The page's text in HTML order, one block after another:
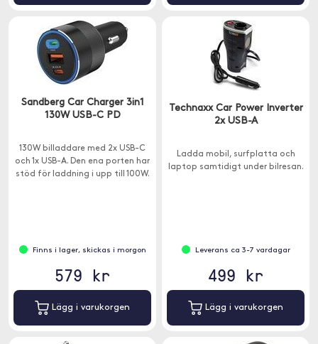
Sandberg Car Charger 3in1
130W USB-C PD
130W billaddare med 2x USB-C
och 1x USB-A. Den ena porten har
stöd för laddning i upp till 100W.
Finns i lager, skickas i morgon
579 kr
Lägg i varukorgen
Technaxx Car Power Inverter
2x USB-A
Ladda mobil, surfplatta och
laptop samtidigt under bilresan.
Leverans ca 3-7 vardagar
499 kr
Lägg i varukorgen